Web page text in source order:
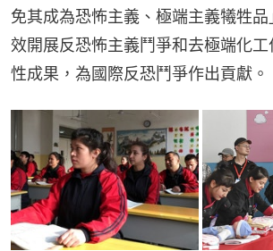
免其成為恐怖主義、極端主義犧牲
效開展反恐怖主義鬥爭和去極端化
性成果，為國際反恐鬥爭作出貢獻。